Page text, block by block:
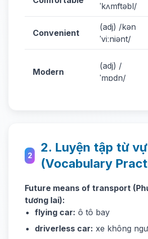
ˈkʌmftəbl/
Convenient
(adj) /kən
ˈviːniənt/
Modern
(adj) /
ˈmɒdn/
2
2. Luyện tập từ
(Vocabulary
Future means of transport
tương lai):
flying car: ô tô bay
driverless car: xe không